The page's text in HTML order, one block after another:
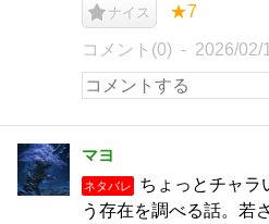
ナイス ★7
コメント(0) 2026/02/
マヨ
ネタバレ
ちょっとチャラ
う存在を調べる話。若